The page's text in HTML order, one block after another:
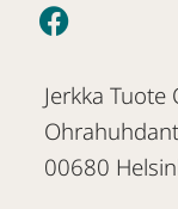
Jerkka Tuote
00680